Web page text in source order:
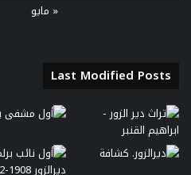
« مايو
Last Modified Posts